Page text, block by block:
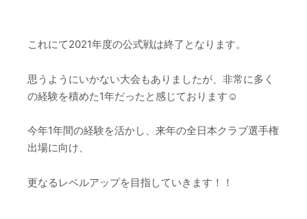
これにて2021年度の公式戦は終了となります。
思うようにいかない大会もありましたが、非常に多く
の経験を積めた1年だったと感じております☺
今年1年間の経験を活かし、来年の全日本クラブ選手権
出場に向け、
更なるレベルアップを目指していきます！！